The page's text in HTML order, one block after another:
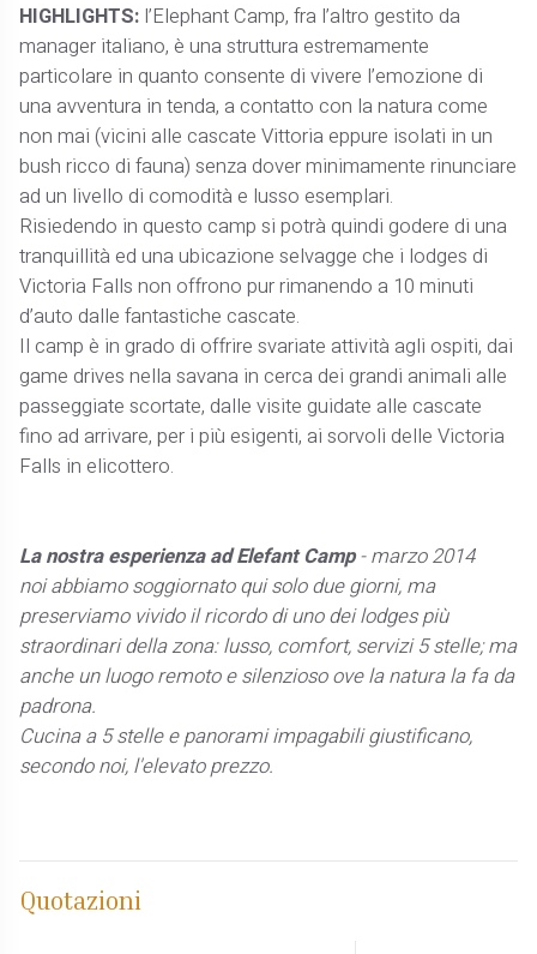
HIGHLIGHTS: l’Elephant Camp, fra l’altro gestito da
manager italiano, è una struttura estremamente
particolare in quanto consente di vivere l’emozione di
una avventura in tenda, a contatto con la natura come
non mai (vicini alle cascate Vittoria eppure isolati in un
bush ricco di fauna) senza dover minimamente rinunciare
ad un livello di comodità e lusso esemplari.
Risiedendo in questo camp si potrà quindi godere di una
tranquillità ed una ubicazione selvagge che i lodges di
Victoria Falls non offrono pur rimanendo a 10 minuti
d’auto dalle fantastiche cascate.
Il camp è in grado di offrire svariate attività agli ospiti, dai
game drives nella savana in cerca dei grandi animali alle
passeggiate scortate, dalle visite guidate alle cascate
fino ad arrivare, per i più esigenti, ai sorvoli delle Victoria
Falls in elicottero.
La nostra esperienza ad Elefant Camp- marzo 2014
noi abbiamo soggiornato qui solo due giorni, ma
preserviamo vivido il ricordo di uno dei lodges più
straordinari della zona: lusso, comfort, servizi 5 stelle; ma
anche un luogo remoto e silenzioso ove la natura la fa da
padrona.
Cucina a 5 stelle e panorami impagabili giustificano,
secondo noi, l'elevato prezzo.
Quotazioni